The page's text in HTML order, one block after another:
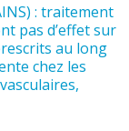
: traitement
pas d’effet sur
au long
chez les